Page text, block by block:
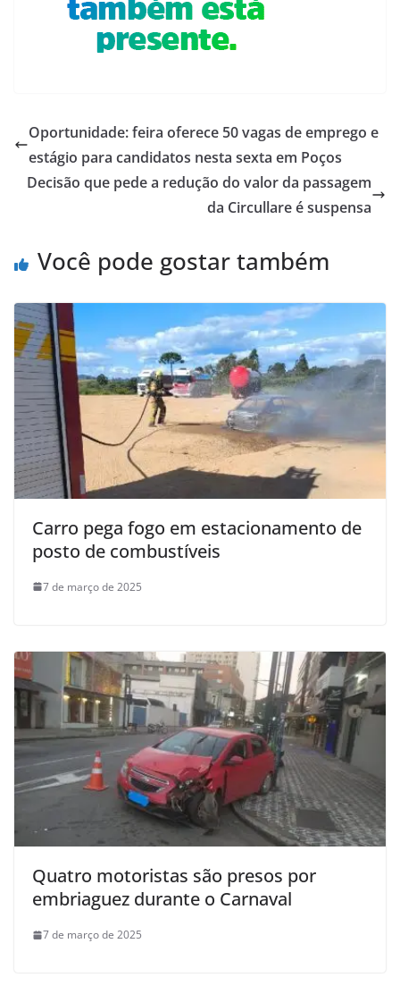
Oportunidade: feira oferece 50 vagas de emprego e
estágio para candidatos nesta sexta em Poços
Decisão que pede a redução do valor da passagem
da Circullare é suspensa
Você pode gostar também
Carro pega fogo em estacionamento de
posto de combustíveis
7 de março de 2025
Quatro motoristas são presos por
embriaguez durante o Carnaval
7 de março de 2025